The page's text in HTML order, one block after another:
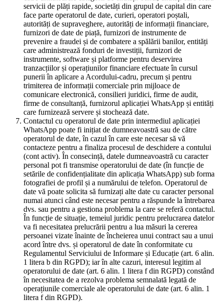
servicii de plăți rapide, societăți din grupul de capital din care
face parte operatorul de date, curieri, operatori poștali,
autorități de supraveghere, autorități de informații financiare,
furnizori de date de piață, furnizori de instrumente de
prevenire a fraudei și de combatere a spălării banilor, entități
care administrează fonduri de investiții, furnizori de
instrumente, software și platforme pentru deservirea
tranzacțiilor și operațiunilor financiare efectuate în cursul
punerii în aplicare a Acordului-cadru, precum și pentru
trimiterea de informații comerciale prin mijloace de
comunicare electronică, consilieri juridici, firme de audit,
firme de consultanță, furnizorul aplicației WhatsApp și entități
care furnizează servere și stochează date.
Contactul cu operatorul de date prin intermediul aplicației
WhatsApp poate fi inițiat de dumneavoastră sau de către
operatorul de date, în cazul în care este necesar să vă
contacteze pentru a finaliza procesul de deschidere a contului
(cont activ). În consecință, datele dumneavoastră cu caracter
personal pot fi transmise operatorului de date (în funcție de
setările de confidențialitate din aplicația WhatsApp) sub forma
fotografiei de profil și a numărului de telefon. Operatorul de
date vă poate solicita să furnizați alte date cu caracter personal
numai atunci când este necesar pentru a răspunde la întrebarea
dvs. sau pentru a gestiona problema la care se referă contactul.
În funcție de situație, temeiul juridic pentru prelucrarea datelor
va fi necesitatea prelucrării pentru a lua măsuri la cererea
persoanei vizate înainte de încheierea unui contract sau a unui
acord între dvs. și operatorul de date în conformitate cu
Regulamentul Serviciului de Informare și Educație (art. 6 alin.
1 litera b din RGPD); iar în alte cazuri, interesul legitim al
operatorului de date (art. 6 alin. 1 litera f din RGPD) constând
în necesitatea de a rezolva problema semnalată legată de
operațiunile comerciale ale operatorului de date (art. 6 alin. 1
litera f din RGPD).